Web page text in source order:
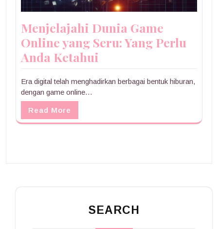
Menjelajahi Dunia Game
Online yang Seru: Yang Perlu
Anda Ketahui
Era digital telah menghadirkan berbagai bentuk hiburan,
dengan game online…
Read More
SEARCH